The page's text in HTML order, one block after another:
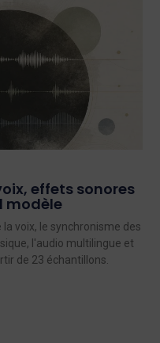
effets sonores
modèle
voix, le synchronisme des
l'audio multilingue et
de 23 échantillons.